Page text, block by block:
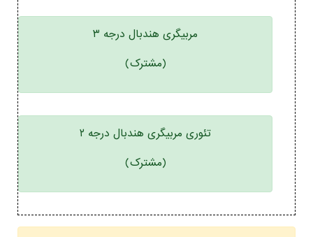
مربیگری هندبال درجه ۳
(مشترک)
تئوری مربیگری هندبال درجه ۲
(مشترک)